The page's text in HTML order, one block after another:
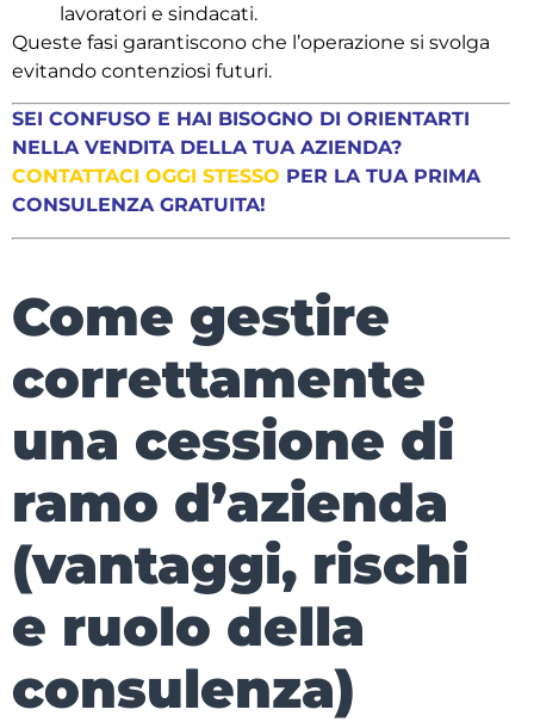
lavoratori e sindacati.
Queste fasi garantiscono che l’operazione si svolga
evitando contenziosi futuri.
SEI CONFUSO E HAI BISOGNO DI ORIENTARTI
NELLA VENDITA DELLA TUA AZIENDA?
CONTATTACI OGGI STESSO PER LA TUA PRIMA
CONSULENZA GRATUITA!
Come gestire
correttamente
una cessione di
ramo d’azienda
(vantaggi, rischi
e ruolo della
consulenza)